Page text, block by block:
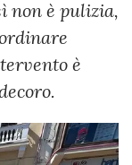
non è pulizia,
è